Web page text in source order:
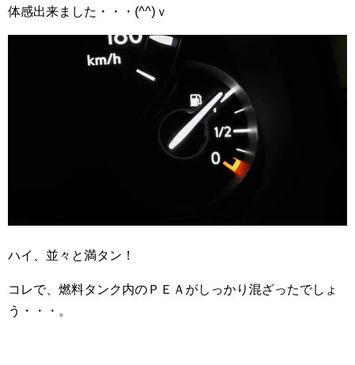
体感出来ました・・・(^^)ｖ
ハイ、並々と満タン！
コレで、燃料タンク内のＰＥＡがしっかり混ざったでしょ
う・・・。